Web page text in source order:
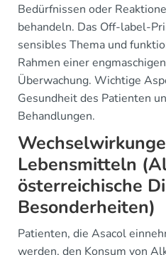
Bedürfnissen oder
behandeln. Das Off-label-
sensibles Thema und
Rahmen einer
Überwachung. Wichtige
Gesundheit des Patienten
Behandlungen.
Lebensmitteln
österreichische
Besonderheiten)
Patienten, die Asacol
werden, den Konsum von